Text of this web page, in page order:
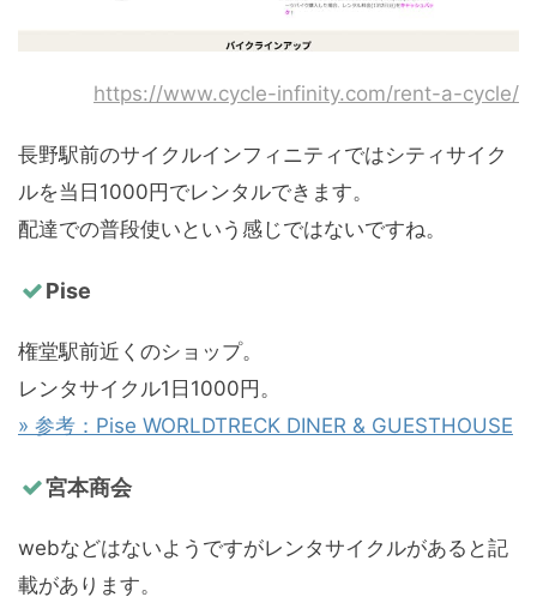
https://www.cycle-infinity.com/rent-a-cycle/
長野駅前のサイクルインフィニティではシティサイク
ルを当日1000円でレンタルできます。
配達での普段使いという感じではないですね。
Pise
権堂駅前近くのショップ。
レンタサイクル1日1000円。
» 参考：Pise WORLDTRECK DINER & GUESTHOUSE
宮本商会
webなどはないようですがレンタサイクルがあると記
載があります。